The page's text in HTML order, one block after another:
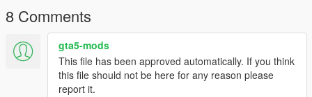
📜🔐 RIGHTS RESERVED ONLY TO POST AUTHOR, ANY
THEFT OR COMMERCIAL USE WITHOUT AUTHORIZATION
WILL BE DENOUNCED
--------------------------------------------------------------------------------
------------------------
8 Comments
gta5-mods
This file has been approved automatically. If you think
this file should not be here for any reason please
report it.